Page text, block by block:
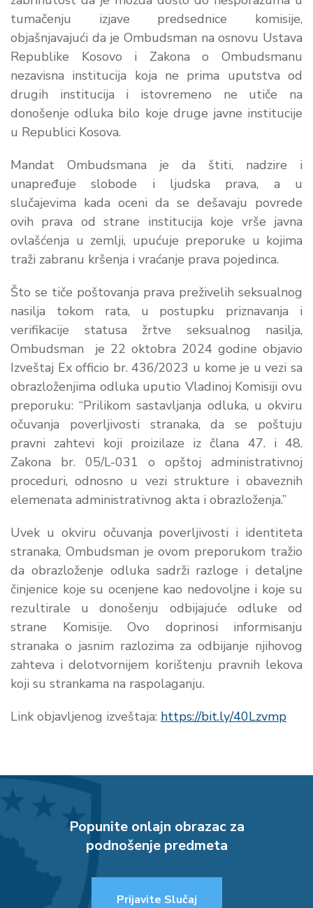
tumačenju izjave predsednice komisije,
objašnjavajući da je Ombudsman na osnovu Ustava
Republike Kosovo i Zakona o Ombudsmanu
nezavisna institucija koja ne prima uputstva od
drugih institucija i istovremeno ne utiče na
donošenje odluka bilo koje druge javne institucije
u Republici Kosova.
Mandat Ombudsmana je da štiti, nadzire i
unapređuje slobode i ljudska prava, a u
slučajevima kada oceni da se dešavaju povrede
ovih prava od strane institucija koje vrše javna
ovlašćenja u zemlji, upućuje preporuke u kojima
traži zabranu kršenja i vraćanje prava pojedinca.
Što se tiče poštovanja prava preživelih seksualnog
nasilja tokom rata, u postupku priznavanja i
verifikacije statusa žrtve seksualnog nasilja,
Ombudsman je 22 oktobra 2024 godine objavio
Izveštaj Ex officio br. 436/2023 u kome je u vezi sa
obrazloženjima odluka uputio Vladinoj Komisiji ovu
preporuku: “Prilikom sastavljanja odluka, u okviru
očuvanja poverljivosti stranaka, da se poštuju
pravni zahtevi koji proizilaze iz člana 47. i 48.
Zakona br. 05/L-031 o opštoj administrativnoj
proceduri, odnosno u vezi strukture i obaveznih
elemenata administrativnog akta i obrazloženja.”
Uvek u okviru očuvanja poverljivosti i identiteta
stranaka, Ombudsman je ovom preporukom tražio
da obrazloženje odluka sadrži razloge i detaljne
činjenice koje su ocenjene kao nedovoljne i koje su
rezultirale u donošenju odbijajuće odluke od
strane Komisije. Ovo doprinosi informisanju
stranaka o jasnim razlozima za odbijanje njihovog
zahteva i delotvornijem korištenju pravnih lekova
koji su strankama na raspolaganju.
Link objavljenog izveštaja: https://bit.ly/40Lzvmp
Popunite onlajn obrazac za
podnošenje predmeta
Prijavite Slučaj